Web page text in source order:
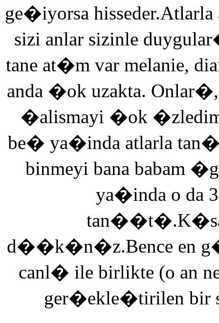
ge�iyorsa
sizi anlar sizinle
tane at�m var melanie,
anda �ok uzakta.
�alismayi �ok
be� ya�inda atlarla
binmeyi bana babam
ya�inda o da
d��k�n�z.Bence en
canl� ile birlikte (o an
ger�ekle�tirilen bir